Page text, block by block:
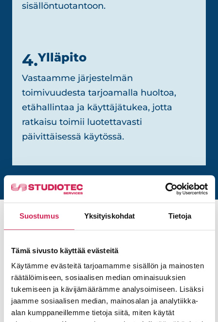
Suostumus Yksityiskohdat Tietoja
Tämä sivusto käyttää evästeitä
Käytämme evästeitä tarjoamamme sisällön ja mainosten
räätälöimiseen, sosiaalisen median ominaisuuksien
tukemiseen ja kävijämäärämme analysoimiseen. Lisäksi
jaamme sosiaalisen median, mainosalan ja analytiikka-
alan kumppaneillemme tietoja siitä, miten käytät
sisällöntuotantoon.
4.Ylläpito
Vastaamme järjestelmän
toimivuudesta tarjoamalla huoltoa,
etähallintaa ja käyttäjätukea, jotta
ratkaisu toimii luotettavasti
päivittäisessä käytössä.
Kaipaatko lisätietoja?
tarpeisiinne sopivan ratkaisun valinnassa.
TARVITSETKO
Toivotko